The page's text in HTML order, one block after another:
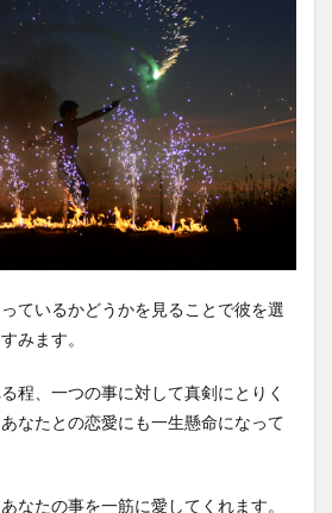
ているかどうかを見ることで彼を選
みます。
程、一つの事に対して真剣にとりく
なたとの恋愛にも一生懸命になって
なたの事を一筋に愛してくれます。